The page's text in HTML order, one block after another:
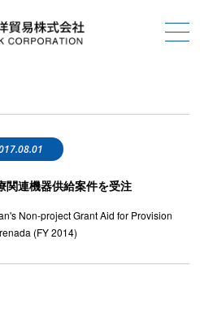
関連機器供給案件を受注
Non-project Grant Aid for Provision
(FY 2014)